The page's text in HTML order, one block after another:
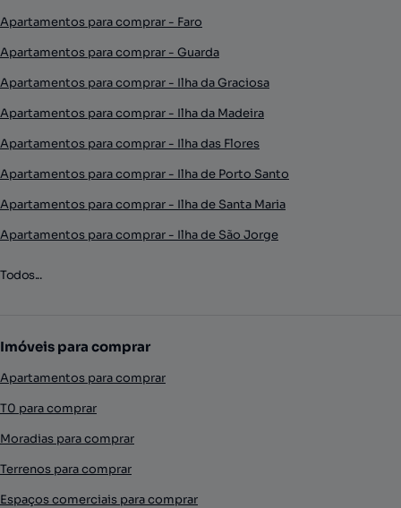
Apartamentos para comprar - Faro
Apartamentos para comprar - Guarda
Apartamentos para comprar - Ilha da Graciosa
Apartamentos para comprar - Ilha da Madeira
Apartamentos para comprar - Ilha das Flores
Apartamentos para comprar - Ilha de Porto Santo
Apartamentos para comprar - Ilha de Santa Maria
Apartamentos para comprar - Ilha de São Jorge
Todos...
Imóveis para comprar
Apartamentos para comprar
T0 para comprar
Moradias para comprar
Terrenos para comprar
Espaços comerciais para comprar